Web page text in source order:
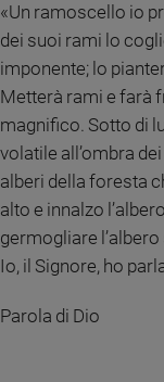
Santi
Devozione
fede
Parola
del
giorno
Santo
del
e
«Un ramoscello io
dei suoi rami lo
imponente; lo
Metterà rami e farà
magnifico. Sotto di
volatile all’ombra
alberi della foresta
alto e innalzo
germogliare
Io, il Signore, ho
Parola di Dio